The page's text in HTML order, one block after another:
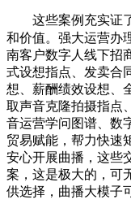
这些案例充实证了
和价值。强大运营办
南客户数字人线下招
式设想指点、发卖合
想、薪酬绩效设想、
取声音克隆拍摄指点
音运营学问图谱、数
贸易赋能，帮力快速
安心开展曲播，这些
案，这是极大的，可
供选择，曲播大模子